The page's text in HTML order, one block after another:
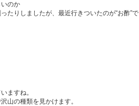
のか
たりしましたが、最近行きついたのが“お酢”で
ますね。
山の種類を見かけます。